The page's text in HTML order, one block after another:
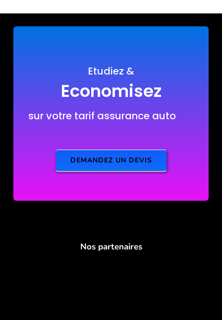
Etudiez &
Economisez
sur votre tarif assurance auto
DEMANDEZ UN DEVIS
Nos partenaires